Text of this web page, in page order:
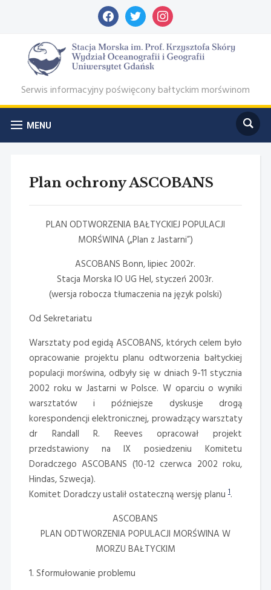
facebooktwitter instagram
Serwis informacyjny poświęcony bałtyckim morświnom
MENU
Plan ochrony ASCOBANS
PLAN ODTWORZENIA BAŁTYCKIEJ POPULACJI
MORŚWINA („Plan z Jastarni”)
ASCOBANS Bonn, lipiec 2002r.
Stacja Morska IO UG Hel, styczeń 2003r.
(wersja robocza tłumaczenia na język polski)
Od Sekretariatu
Warsztaty pod egidą ASCOBANS, których celem było
opracowanie projektu planu odtworzenia bałtyckiej
populacji morświna, odbyły się w dniach 9-11 stycznia
2002 roku w Jastarni w Polsce. W oparciu o wyniki
warsztatów i późniejsze dyskusje drogą
korespondencji elektronicznej, prowadzący warsztaty
dr Randall R. Reeves opracował projekt
przedstawiony na IX posiedzeniu Komitetu
Doradczego ASCOBANS (10-12 czerwca 2002 roku,
Hindas, Szwecja).
Komitet Doradczy ustalił ostateczną wersję planu 1.
ASCOBANS
PLAN ODTWORZENIA POPULACJI MORŚWINA W
MORZU BAŁTYCKIM
1. Sformułowanie problemu